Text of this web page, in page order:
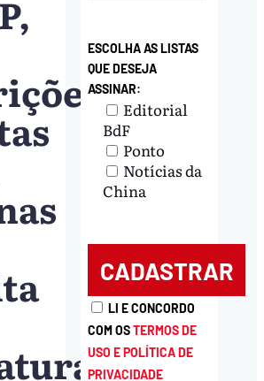
ESCOLHA AS LISTAS
QUE DESEJA
ASSINAR:
Editorial
BdF
Ponto
Notícias da
China
LI E CONCORDO
COM OSTERMOS DE
USO E POLÍTICA DE
PRIVACIDADE